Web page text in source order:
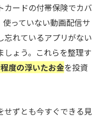
カードの付帯保険でカバ
っていない動画配信サ
忘れているアプリがない
しょう。これらを整理す
度の浮いたお金を投資
せずとも今すぐできる見